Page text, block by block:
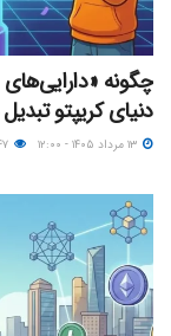
چگونه
دنیای کریپتو